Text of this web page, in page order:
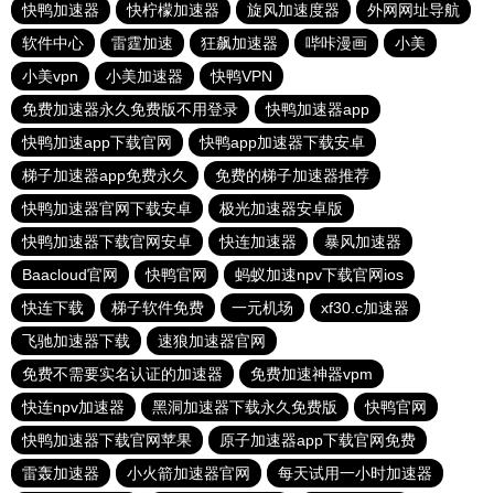
快鸭加速器
快柠檬加速器 旋风加速度器
外网网址导航
软件中心
雷霆加速 狂飙加速器 哔咔漫画
小美
小美vpn
小美加速器
快鸭VPN
免费加速器永久免费版不用登录
快鸭加速器app
快鸭加速app下载官网
快鸭app加速器下载安卓
梯子加速器app免费永久
免费的梯子加速器推荐
快鸭加速器官网下载安卓
极光加速器安卓版
快鸭加速器下载官网安卓
快连加速器
暴风加速器
Baacloud官网
快鸭官网
蚂蚁加速npv下载官网ios
快连下载
梯子软件免费 一元机场
xf30.c加速器
飞驰加速器下载
速狼加速器官网
免费不需要实名认证的加速器
免费加速神器vpm
快连npv加速器
黑洞加速器下载永久免费版
快鸭官网
快鸭加速器下载官网苹果
原子加速器app下载官网免费
雷轰加速器
小火箭加速器官网 每天试用一小时加速器